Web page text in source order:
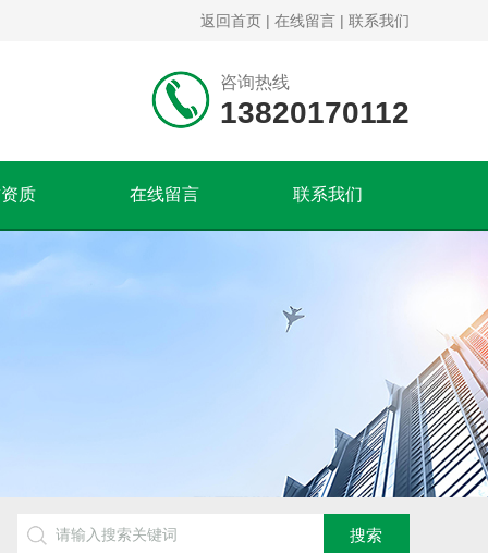
返回首页 | 在线留言 | 联系我们
咨询热线
13820170112
质 在线留言 联系我们